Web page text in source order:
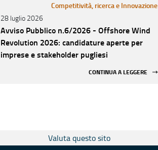
Competitività, ricerca e Innovazione
28 luglio 2026
Avviso Pubblico n.6/2026 - Offshore Wind
Revolution 2026: candidature aperte per
imprese e stakeholder pugliesi
CONTINUA A LEGGERE
Valuta questo sito